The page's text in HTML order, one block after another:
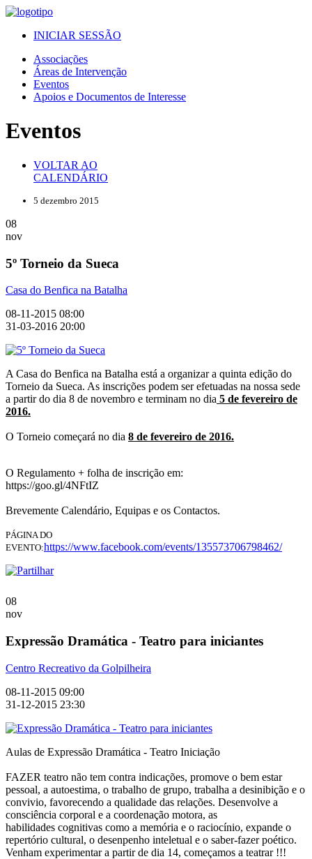
INICIAR SESSÃO
Associações
Áreas de Intervenção
Eventos
Apoios e Documentos de Interesse
Eventos
VOLTAR AO
CALENDÁRIO
5 dezembro 2015
08
nov
5º Torneio da Sueca
Casa do Benfica na Batalha
08-11-2015 08:00
31-03-2016 20:00
A Casa do Benfica na Batalha está a organizar a quinta edição do
Torneio da Sueca. As inscrições podem ser efetuadas na nossa sede
a partir do dia 8 de novembro e terminam no dia 5 de fevereiro de
2016.
O Torneio começará no dia 8 de fevereiro de 2016.
O Regulamento + folha de inscrição em:
https://goo.gl/4NFtIZ
Brevemente Calendário, Equipas e os Contactos.
PÁGINA DO
EVENTO:https://www.facebook.com/events/135573706798462/
08
nov
Expressão Dramática - Teatro para iniciantes
Centro Recreativo da Golpilheira
08-11-2015 09:00
31-12-2015 23:30
Aulas de Expressão Dramática - Teatro Iniciação
FAZER teatro não tem contra indicações, promove o bem estar
pessoal, a autoestima, o trabalho de grupo, trabalha a desinibição e o
convivio, favorecendo a qualidade das relações. Desenvolve a
consciência corporal e a coordenação motora, as
habilidades cognitivas como a memória e o raciocínio, expande o
repertório cultural, o desenpenho inteletual e o saber-fazer poético.
Venham experimentar a partir de dia 14, começamos a teatrar !!!